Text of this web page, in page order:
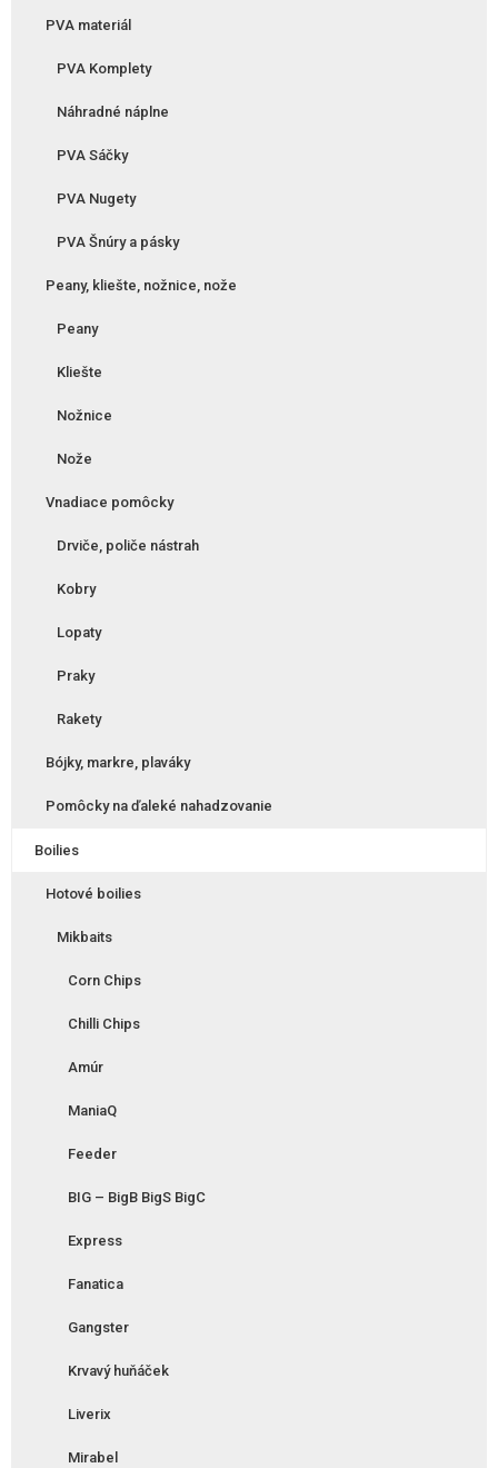
PVA materiál
PVA Komplety
Náhradné náplne
PVA Sáčky
PVA Nugety
PVA Šnúry a pásky
Peany, kliešte, nožnice, nože
Peany
Kliešte
Nožnice
Nože
Vnadiace pomôcky
Drviče, poliče nástrah
Kobry
Lopaty
Praky
Rakety
Bójky, markre, plaváky
Pomôcky na ďaleké nahadzovanie
Boilies
Hotové boilies
Mikbaits
Corn Chips
Chilli Chips
Amúr
ManiaQ
Feeder
BIG – BigB BigS BigC
Express
Fanatica
Gangster
Krvavý huňáček
Liverix
Mirabel